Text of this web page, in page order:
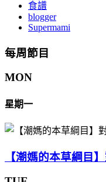
食譜
blogger
Supermami
每周節目
MON
星期一
【潮媽的本草綱目